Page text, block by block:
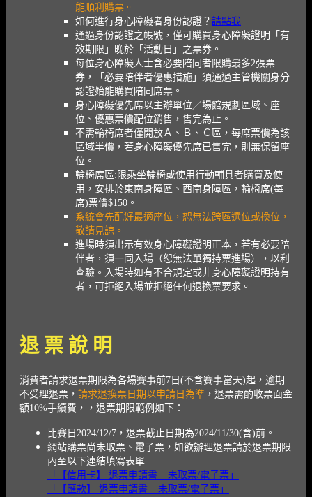
能順利購票。
如何進行身心障礙者身份認證？ 請點我
通過身份認證之帳號，僅可購買身心障礙證明「有
效期限」晚於「活動日」之票券。
每位身心障礙人士含必要陪同者限購最多2張票
券，「必要陪伴者優惠措施」須通過主管機關身分
認證始能購買陪同席票。
身心障礙優先席以主辦單位／場館規劃區域、座
位、優惠票價配位銷售，售完為止。
不需輪椅席者僅開放Ａ、Ｂ、Ｃ區，每席票價為該
區域半價，若身心障礙優先席已售完，則無保留座
位。
輪椅席區:限乘坐輪椅或使用行動輔具者購買及使
用，安排於東南身障區、西南身障區，輪椅席(每
席)票價$150。
系統會先配好最適座位，恕無法跨區選位或換位，
敬請見諒。
進場時須出示有效身心障礙證明正本，若有必要陪
伴者，須一同入場（恕無法單獨持票進場），以利
查驗。入場時如有不合規定或非身心障礙證明持有
者，可拒絕入場並拒絕任何退換票要求。
退 票 說 明
消費者請求退票期限為各場賽事前7日(不含賽事當天)起， 逾期
不受理退票， 請求退換票日期以申請日為準 ，退票需酌收票面金
額10%手續費，，退票期限範例如下：
比賽日2024/12/7，退票截止日期為2024/11/30(含)前。
網站購票尚未取票、電子票，如欲辦理退票請於退票期限
內至以下連結填寫表單
「【信用卡】 退票申請書 _ 未取票/電子票」
「【匯款】 退票申請書 _ 未取票/電子票」